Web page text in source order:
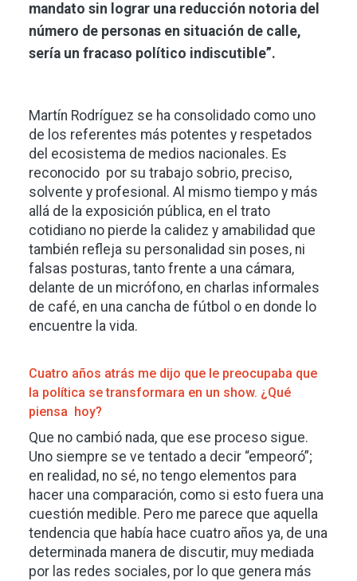
mandato sin lograr una reducción notoria del
número de personas en situación de calle,
sería un fracaso político indiscutible”.
Martín Rodríguez se ha consolidado como uno
de los referentes más potentes y respetados
del ecosistema de medios nacionales. Es
reconocido por su trabajo sobrio, preciso,
solvente y profesional. Al mismo tiempo y más
allá de la exposición pública, en el trato
cotidiano no pierde la calidez y amabilidad que
también refleja su personalidad sin poses, ni
falsas posturas, tanto frente a una cámara,
delante de un micrófono, en charlas informales
de café, en una cancha de fútbol o en donde lo
encuentre la vida.
Cuatro años atrás me dijo que le preocupaba que
la política se transformara en un show. ¿Qué
piensa hoy?
Que no cambió nada, que ese proceso sigue.
Uno siempre se ve tentado a decir “empeoró”;
en realidad, no sé, no tengo elementos para
hacer una comparación, como si esto fuera una
cuestión medible. Pero me parece que aquella
tendencia que había hace cuatro años ya, de una
determinada manera de discutir, muy mediada
por las redes sociales, por lo que genera más